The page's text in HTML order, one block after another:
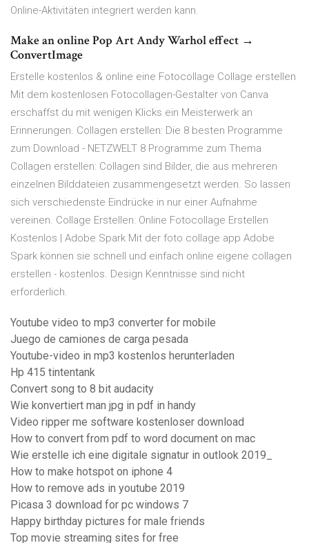
Online-Aktivitäten integriert werden kann.
Make an online Pop Art Andy Warhol effect →
ConvertImage
Erstelle kostenlos & online eine Fotocollage Collage erstellen
Mit dem kostenlosen Fotocollagen-Gestalter von Canva
erschaffst du mit wenigen Klicks ein Meisterwerk an
Erinnerungen. Collagen erstellen: Die 8 besten Programme
zum Download - NETZWELT 8 Programme zum Thema
Collagen erstellen: Collagen sind Bilder, die aus mehreren
einzelnen Bilddateien zusammengesetzt werden. So lassen
sich verschiedenste Eindrücke in nur einer Aufnahme
vereinen. Collage Erstellen: Online Fotocollage Erstellen
Kostenlos | Adobe Spark Mit der foto collage app Adobe
Spark können sie schnell und einfach online eigene collagen
erstellen - kostenlos. Design Kenntnisse sind nicht
erforderlich.
Youtube video to mp3 converter for mobile
Juego de camiones de carga pesada
Youtube-video in mp3 kostenlos herunterladen
Hp 415 tintentank
Convert song to 8 bit audacity
Wie konvertiert man jpg in pdf in handy
Video ripper me software kostenloser download
How to convert from pdf to word document on mac
Wie erstelle ich eine digitale signatur in outlook 2019_
How to make hotspot on iphone 4
How to remove ads in youtube 2019
Picasa 3 download for pc windows 7
Happy birthday pictures for male friends
Top movie streaming sites for free